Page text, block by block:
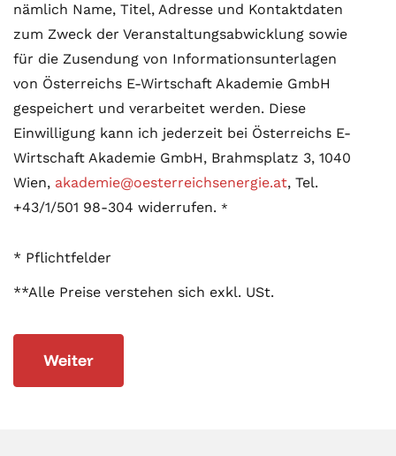
nämlich Name, Titel, Adresse und Kontaktdaten
zum Zweck der Veranstaltungsabwicklung sowie
für die Zusendung von Informationsunterlagen
von Österreichs E-Wirtschaft Akademie GmbH
gespeichert und verarbeitet werden. Diese
Einwilligung kann ich jederzeit bei Österreichs E-
Wirtschaft Akademie GmbH, Brahmsplatz 3, 1040
Wien, akademie@oesterreichsenergie.at, Tel.
+43/1/501 98-304 widerrufen.
* Pflichtfelder
**Alle Preise verstehen sich exkl. USt.
Weiter